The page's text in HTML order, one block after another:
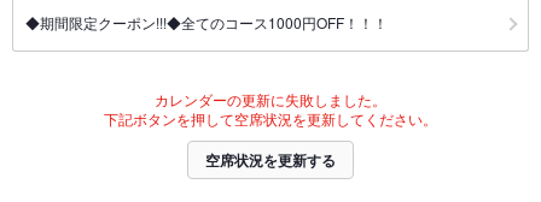
◆期間限定クーポン!!!◆全てのコース1000円OFF！！！
カレンダーの更新に失敗しました。
下記ボタンを押して空席状況を更新してください。
空席状況を更新する